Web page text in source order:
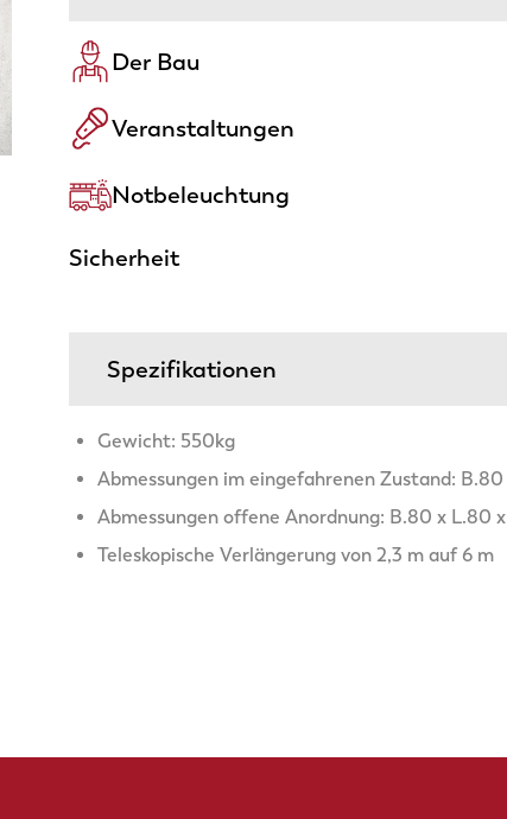
Der Bau
Veranstaltungen
Notbeleuchtung
Sicherheit
Spezifikationen
Gewicht: 550kg
Abmessungen im eingefahrenen Zustand:
Abmessungen offene Anordnung: B.80 x L.80
Teleskopische Verlängerung von 2,3 m auf 6 m